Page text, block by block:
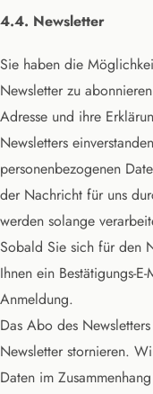
4.4. Newsletter
Sie haben die
Newsletter zu
Adresse und ihre
Newsletters
personenbezogenen
der Nachricht für uns
werden solange
Sobald Sie sich für den
Ihnen ein Bestätigungs-
Anmeldung.
Das Abo des
Newsletter stornieren.
Daten im